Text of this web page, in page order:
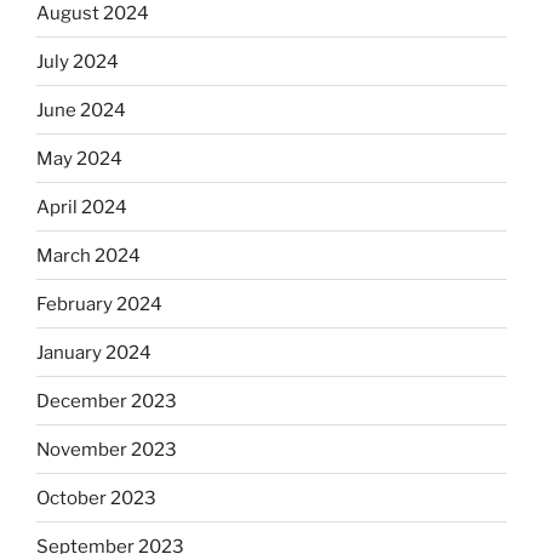
August 2024
July 2024
June 2024
May 2024
April 2024
March 2024
February 2024
January 2024
December 2023
November 2023
October 2023
September 2023